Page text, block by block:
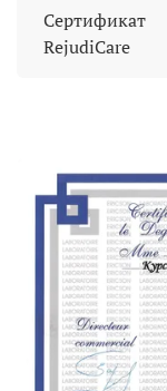
Сертификат
RejudiCare